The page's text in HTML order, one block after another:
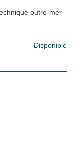
outre-mer
Disponible